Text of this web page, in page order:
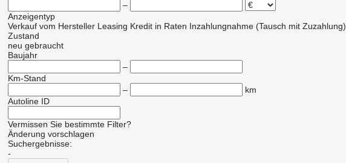
–
Anzeigentyp
Verkauf vom Hersteller Leasing Kredit in Raten Inzahlungnahme (Tausch mit Zuzahlung)
Zustand
neu gebraucht
Baujahr
–
Km-Stand
–
km
Autoline ID
Vermissen Sie bestimmte Filter?
Änderung vorschlagen
Suchergebnisse:
-